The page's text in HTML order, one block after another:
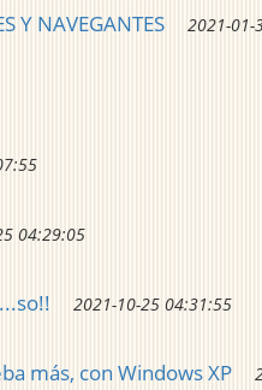
Y NAVEGANTES
2021-01-
04:29:05
2021-10-25 04:31:55
más, con Windows XP